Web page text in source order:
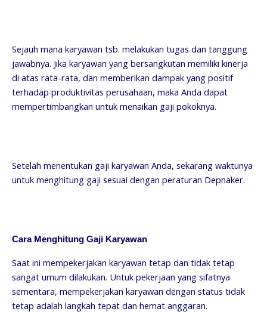
Sejauh mana karyawan tsb. melakukan tugas dan tanggung
jawabnya. Jika karyawan yang bersangkutan memiliki kinerja
di atas rata-rata, dan memberikan dampak yang positif
terhadap produktivitas perusahaan, maka Anda dapat
mempertimbangkan untuk menaikan gaji pokoknya.
Setelah menentukan gaji karyawan Anda, sekarang waktunya
untuk menghitung gaji sesuai dengan peraturan Depnaker.
Cara Menghitung Gaji Karyawan
Saat ini mempekerjakan karyawan tetap dan tidak tetap
sangat umum dilakukan. Untuk pekerjaan yang sifatnya
sementara, mempekerjakan karyawan dengan status tidak
tetap adalah langkah tepat dan hemat anggaran.